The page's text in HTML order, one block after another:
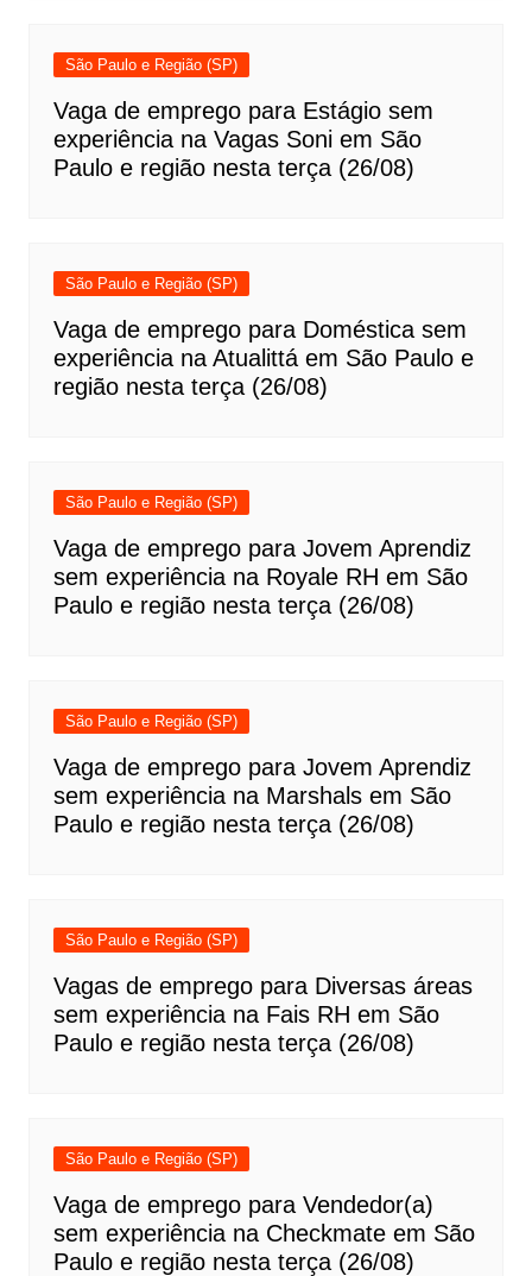
São Paulo e Região (SP)
Vaga de emprego para Estágio sem
experiência na Vagas Soni em São
Paulo e região nesta terça (26/08)
São Paulo e Região (SP)
Vaga de emprego para Doméstica sem
experiência na Atualittá em São Paulo e
região nesta terça (26/08)
São Paulo e Região (SP)
Vaga de emprego para Jovem Aprendiz
sem experiência na Royale RH em São
Paulo e região nesta terça (26/08)
São Paulo e Região (SP)
Vaga de emprego para Jovem Aprendiz
sem experiência na Marshals em São
Paulo e região nesta terça (26/08)
São Paulo e Região (SP)
Vagas de emprego para Diversas áreas
sem experiência na Fais RH em São
Paulo e região nesta terça (26/08)
São Paulo e Região (SP)
Vaga de emprego para Vendedor(a)
sem experiência na Checkmate em São
Paulo e região nesta terça (26/08)